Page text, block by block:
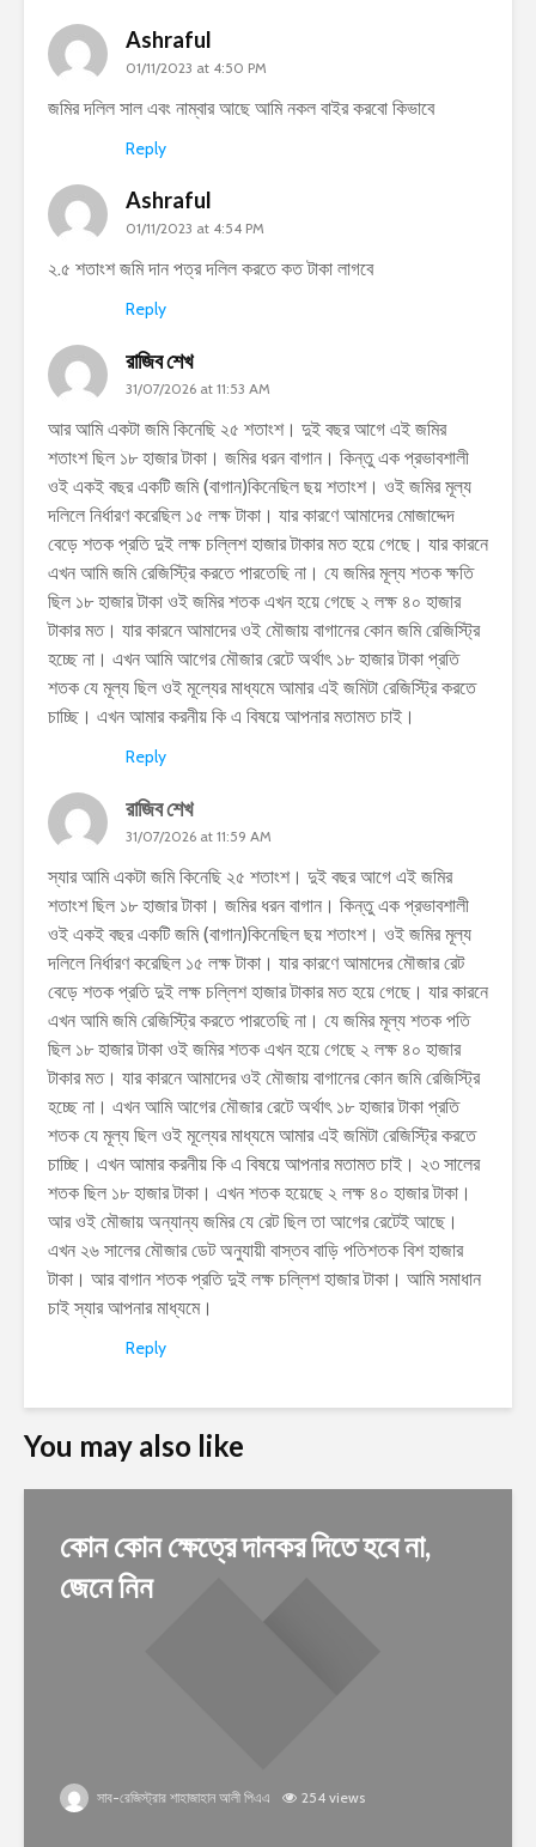
Ashraful
01/11/2023 at 4:50 PM
জমির দলিল সাল এবং নাম্বার আছে আমি নকল বাইর করবো কিভাবে
Reply
Ashraful
01/11/2023 at 4:54 PM
২.৫ শতাংশ জমি দান পত্র দলিল করতে কত টাকা লাগবে
Reply
রাজিব শেখ
31/07/2026 at 11:53 AM
আর আমি একটা জমি কিনেছি ২৫ শতাংশ। দুই বছর আগে এই জমির
শতাংশ ছিল ১৮ হাজার টাকা। জমির ধরন বাগান। কিন্তু এক প্রভাবশালী
ওই একই বছর একটি জমি (বাগান)কিনেছিল ছয় শতাংশ। ওই জমির মূল্য
দলিলে নির্ধারণ করেছিল ১৫ লক্ষ টাকা। যার কারণে আমাদের মোজাদ্দেদ
বেড়ে শতক প্রতি দুই লক্ষ চল্লিশ হাজার টাকার মত হয়ে গেছে। যার কারনে
এখন আমি জমি রেজিস্ট্রি করতে পারতেছি না। যে জমির মূল্য শতক ক্ষতি
ছিল ১৮ হাজার টাকা ওই জমির শতক এখন হয়ে গেছে ২ লক্ষ ৪০ হাজার
টাকার মত। যার কারনে আমাদের ওই মৌজায় বাগানের কোন জমি রেজিস্ট্রি
হচ্ছে না। এখন আমি আগের মৌজার রেটে অর্থাৎ ১৮ হাজার টাকা প্রতি
শতক যে মূল্য ছিল ওই মূল্যের মাধ্যমে আমার এই জমিটা রেজিস্ট্রি করতে
চাচ্ছি। এখন আমার করনীয় কি এ বিষয়ে আপনার মতামত চাই।
Reply
রাজিব শেখ
31/07/2026 at 11:59 AM
স্যার আমি একটা জমি কিনেছি ২৫ শতাংশ। দুই বছর আগে এই জমির
শতাংশ ছিল ১৮ হাজার টাকা। জমির ধরন বাগান। কিন্তু এক প্রভাবশালী
ওই একই বছর একটি জমি (বাগান)কিনেছিল ছয় শতাংশ। ওই জমির মূল্য
দলিলে নির্ধারণ করেছিল ১৫ লক্ষ টাকা। যার কারণে আমাদের মৌজার রেট
বেড়ে শতক প্রতি দুই লক্ষ চল্লিশ হাজার টাকার মত হয়ে গেছে। যার কারনে
এখন আমি জমি রেজিস্ট্রি করতে পারতেছি না। যে জমির মূল্য শতক পতি
ছিল ১৮ হাজার টাকা ওই জমির শতক এখন হয়ে গেছে ২ লক্ষ ৪০ হাজার
টাকার মত। যার কারনে আমাদের ওই মৌজায় বাগানের কোন জমি রেজিস্ট্রি
হচ্ছে না। এখন আমি আগের মৌজার রেটে অর্থাৎ ১৮ হাজার টাকা প্রতি
শতক যে মূল্য ছিল ওই মূল্যের মাধ্যমে আমার এই জমিটা রেজিস্ট্রি করতে
চাচ্ছি। এখন আমার করনীয় কি এ বিষয়ে আপনার মতামত চাই। ২৩ সালের
শতক ছিল ১৮ হাজার টাকা। এখন শতক হয়েছে ২ লক্ষ ৪০ হাজার টাকা।
আর ওই মৌজায় অন্যান্য জমির যে রেট ছিল তা আগের রেটেই আছে।
এখন ২৬ সালের মৌজার ডেট অনুযায়ী বাস্তব বাড়ি পতিশতক বিশ হাজার
টাকা। আর বাগান শতক প্রতি দুই লক্ষ চল্লিশ হাজার টাকা। আমি সমাধান
চাই স্যার আপনার মাধ্যমে।
Reply
You may also like
কোন কোন ক্ষেত্রে দানকর দিতে হবে না,
জেনে নিন
সাব-রেজিস্ট্রার শাহাজাহান আলী পিএএ 254 views